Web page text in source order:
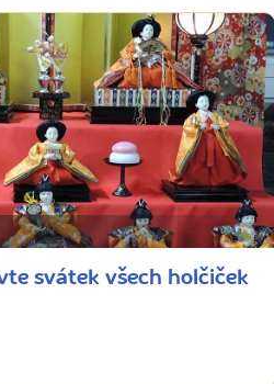
svátek všech holčiček